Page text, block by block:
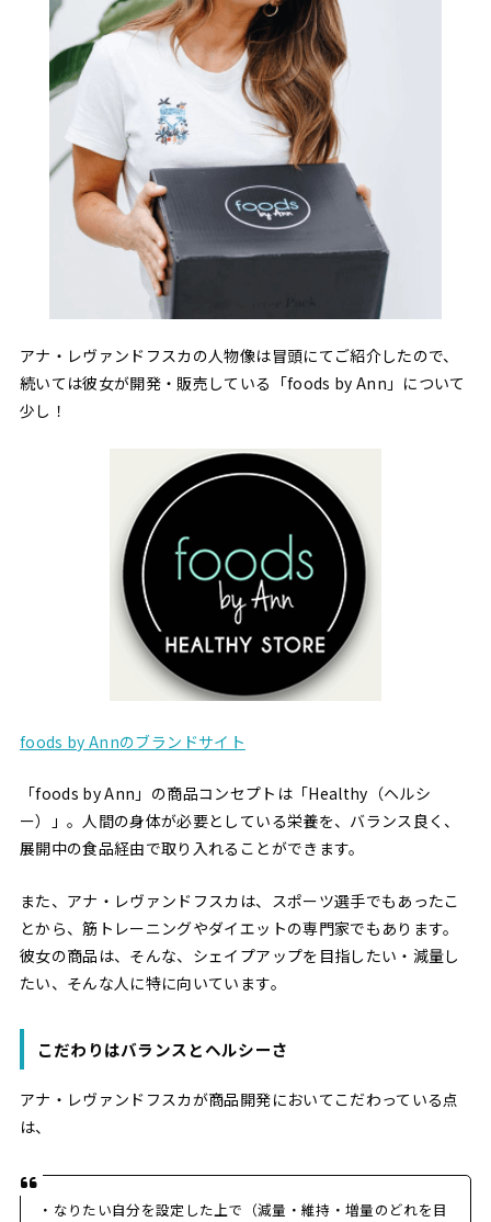
アナ・レヴァンドフスカの人物像は冒頭にてご紹介したので、
続いては彼女が開発・販売している「foods by Ann」について
少し！
foods by Annのブランドサイト
「foods by Ann」の商品コンセプトは「Healthy（ヘルシ
ー）」。人間の身体が必要としている栄養を、バランス良く、
展開中の食品経由で取り入れることができます。
また、アナ・レヴァンドフスカは、スポーツ選手でもあったこ
とから、筋トレーニングやダイエットの専門家でもあります。
彼女の商品は、そんな、シェイプアップを目指したい・減量し
たい、そんな人に特に向いています。
こだわりはバランスとヘルシーさ
アナ・レヴァンドフスカが商品開発においてこだわっている点
は、
・なりたい自分を設定した上で（減量・維持・増量のどれを目